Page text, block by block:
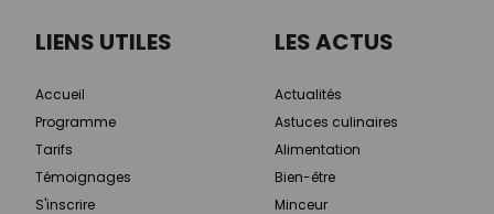
LIENS UTILES
Accueil
Programme
Tarifs
Témoignages
S'inscrire
LES ACTUS
Actualités
Astuces culinaires
Alimentation
Bien-être
Minceur